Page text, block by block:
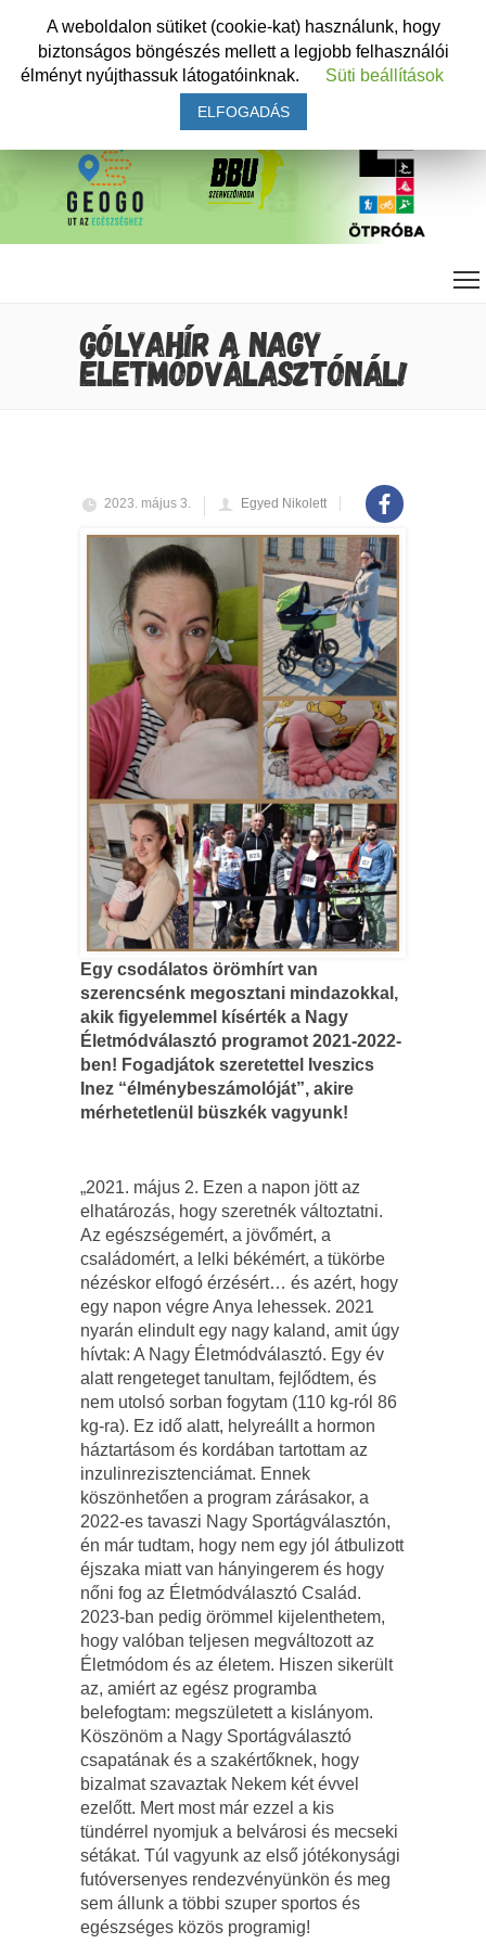
GÓLYAHÍR A NAGY
ÉLETMÓDVÁLASZTÓNÁL!
2023. május 3. Egyed Nikolett
Egy csodálatos örömhírt van
szerencsénk megosztani mindazokkal,
akik figyelemmel kísérték a Nagy
Életmódválasztó programot 2021-2022-
ben! Fogadjátok szeretettel Iveszics
Inez “élménybeszámolóját”, akire
mérhetetlenül büszkék vagyunk!
„2021. május 2. Ezen a napon jött az
elhatározás, hogy szeretnék változtatni.
Az egészségemért, a jövőmért, a
családomért, a lelki békémért, a tükörbe
nézéskor elfogó érzésért… és azért, hogy
egy napon végre Anya lehessek. 2021
nyarán elindult egy nagy kaland, amit úgy
hívtak: A Nagy Életmódválasztó. Egy év
alatt rengeteget tanultam, fejlődtem, és
nem utolsó sorban fogytam (110 kg-ról 86
kg-ra). Ez idő alatt, helyreállt a hormon
háztartásom és kordában tartottam az
inzulinrezisztenciámat. Ennek
köszönhetően a program zárásakor, a
2022-es tavaszi Nagy Sportágválasztón,
én már tudtam, hogy nem egy jól átbulizott
éjszaka miatt van hányingerem és hogy
nőni fog az Életmódválasztó Család.
2023-ban pedig örömmel kijelenthetem,
hogy valóban teljesen megváltozott az
Életmódom és az életem. Hiszen sikerült
az, amiért az egész programba
belefogtam: megszületett a kislányom.
Köszönöm a Nagy Sportágválasztó
csapatának és a szakértőknek, hogy
bizalmat szavaztak Nekem két évvel
ezelőtt. Mert most már ezzel a kis
tündérrel nyomjuk a belvárosi és mecseki
sétákat. Túl vagyunk az első jótékonysági
futóversenyes rendezvényünkön és meg
sem állunk a többi szuper sportos és
egészséges közös programig!
A weboldalon sütiket (cookie-kat) használunk, hogy
biztonságos böngészés mellett a legjobb felhasználói
élményt nyújthassuk látogatóinknak.
Süti beállítások
ELFOGADÁS